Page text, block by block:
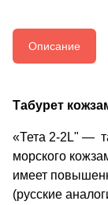
Описание
Табурет
«Тета 2-2L" —
морского
имеет
(русские